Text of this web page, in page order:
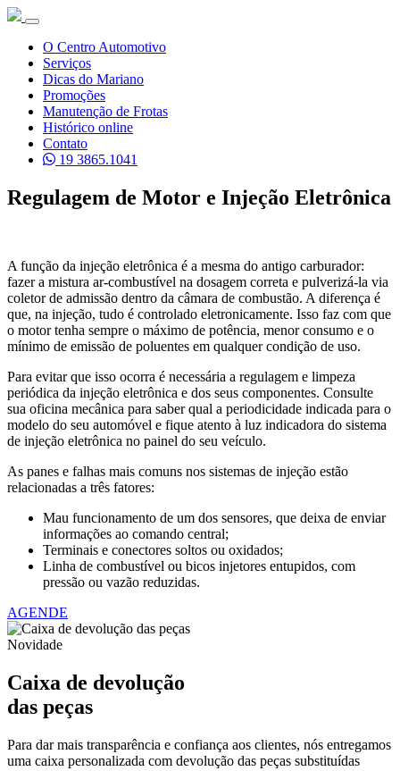
O Centro Automotivo
Serviços
Dicas do Mariano
Promoções
Manutenção de Frotas
Histórico online
Contato
19 3865.1041
Regulagem de Motor e Injeção Eletrônica
A função da injeção eletrônica é a mesma do antigo carburador:
fazer a mistura ar-combustível na dosagem correta e pulverizá-la via
coletor de admissão dentro da câmara de combustão. A diferença é
que, na injeção, tudo é controlado eletronicamente. Isso faz com que
o motor tenha sempre o máximo de potência, menor consumo e o
mínimo de emissão de poluentes em qualquer condição de uso.
Para evitar que isso ocorra é necessária a regulagem e limpeza
periódica da injeção eletrônica e dos seus componentes. Consulte
sua oficina mecânica para saber qual a periodicidade indicada para o
modelo do seu automóvel e fique atento à luz indicadora do sistema
de injeção eletrônica no painel do seu veículo.
As panes e falhas mais comuns nos sistemas de injeção estão
relacionadas a três fatores:
Mau funcionamento de um dos sensores, que deixa de enviar
informações ao comando central;
Terminais e conectores soltos ou oxidados;
Linha de combustível ou bicos injetores entupidos, com
pressão ou vazão reduzidas.
AGENDE
Novidade
Caixa de devolução
das peças
Para dar mais transparência e confiança aos clientes, nós entregamos
uma caixa personalizada com devolução das peças substituídas